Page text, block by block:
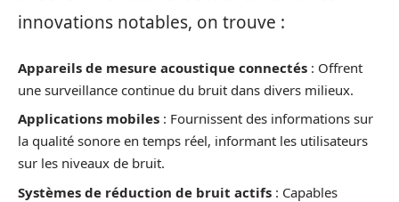
innovations notables, on trouve :
Appareils de mesure acoustique connectés : Offrent
une surveillance continue du bruit dans divers milieux.
Applications mobiles : Fournissent des informations sur
la qualité sonore en temps réel, informant les utilisateurs
sur les niveaux de bruit.
Systèmes de réduction de bruit actifs : Capables